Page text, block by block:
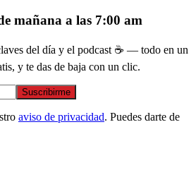
mañana a las 7:00 am
del día y el podcast ☕ — todo en un
y te das de baja con un clic.
Suscribirme
aviso de privacidad. Puedes darte de